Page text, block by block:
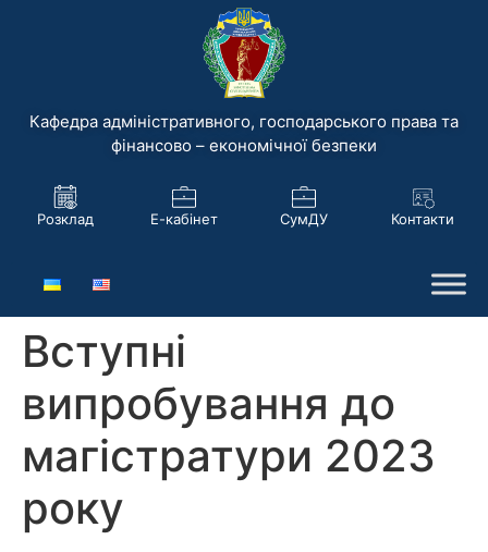
Кафедра адміністративного, господарського права та
фінансово – економічної безпеки
Розклад Е-кабінет СумДУ Контакти
Вступні
випробування до
магістратури 2023
року